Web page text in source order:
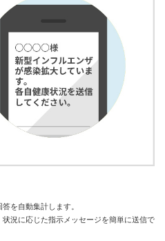
を自動集計します。
況に応じた指示メッセージを簡単に送信で